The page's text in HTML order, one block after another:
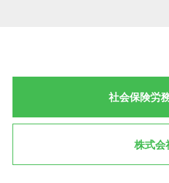
社会保険労
株式会